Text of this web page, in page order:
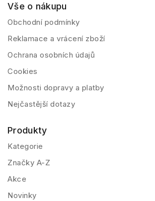
Vše o nákupu
Obchodní podmínky
Reklamace a vrácení zboží
Ochrana osobních údajů
Cookies
Možnosti dopravy a platby
Nejčastější dotazy
Produkty
Kategorie
Značky A-Z
Akce
Novinky